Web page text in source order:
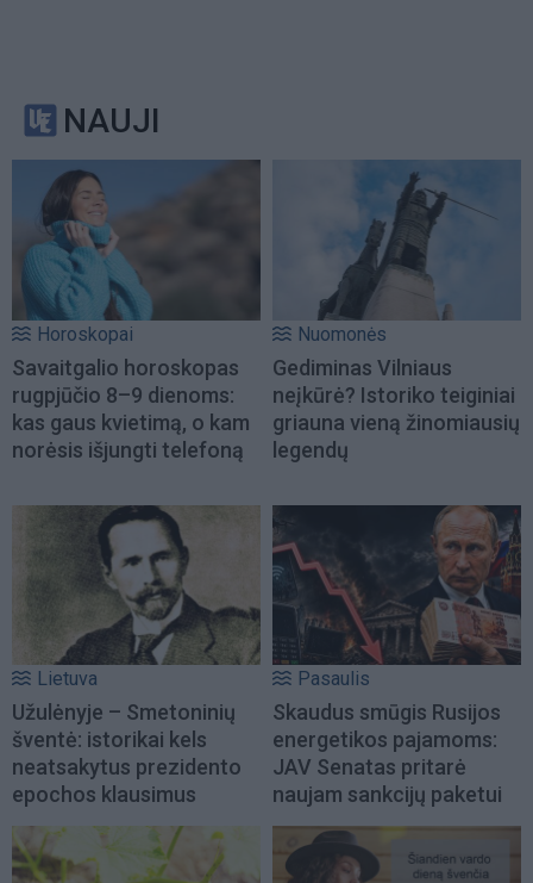
NAUJI
Horoskopai
Savaitgalio horoskopas
rugpjūčio 8–9 dienoms:
kas gaus kvietimą, o kam
norėsis išjungti telefoną
Nuomonės
Gediminas Vilniaus
neįkūrė? Istoriko teiginiai
griauna vieną žinomiausių
legendų
Lietuva
Užulėnyje – Smetoninių
šventė: istorikai kels
neatsakytus prezidento
epochos klausimus
Pasaulis
Skaudus smūgis Rusijos
energetikos pajamoms:
JAV Senatas pritarė
naujam sankcijų paketui